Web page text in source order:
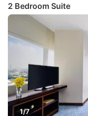
2 Bedroom Suite
1/7